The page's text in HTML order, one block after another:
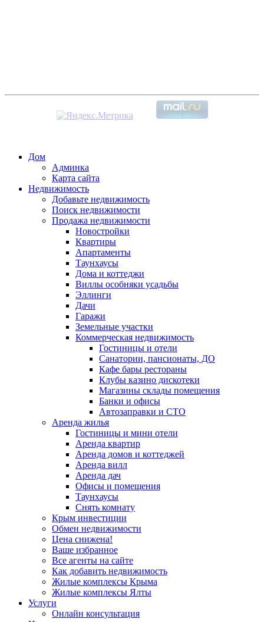
Дом
Админка
Карта сайта
Недвижимость
Добавьте недвижимость
Поиск недвижимости
Продажа недвижимости
Новостройки
Квартиры
Апартаменты
Таунхаусы
Дома и коттеджи
Виллы особняки усадьбы
Эллинги
Дачи
Гаражи
Земельные участки
Коммерческая недвижимость
Гостиницы и отели
Санатории, пансионаты, ДО
Кафе бары рестораны
Клубы казино дискотеки
Магазины склады помещения
Банки и офисы
Автозаправки и СТО
Аренда жилья
Гостиницы и мини отели
Аренда квартир
Аренда домов и коттеджей
Аренда вилл
Аренда дач
Офисы и помещения
Таунхаусы
Снять комнату
Крым инвестиции
Обмен недвижимости
Цена снижена!
Ваше избранное
Все агенты на сайте
Как добавить недвижимость
Жилые комплексы Крыма
Жилые комплексы Ялты
Услуги
Онлайн консультация